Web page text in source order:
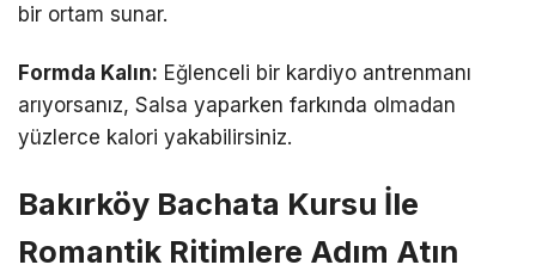
bir ortam sunar.
Formda Kalın: Eğlenceli bir kardiyo antrenmanı
arıyorsanız, Salsa yaparken farkında olmadan
yüzlerce kalori yakabilirsiniz.
Bakırköy Bachata Kursu İle
Romantik Ritimlere Adım Atın